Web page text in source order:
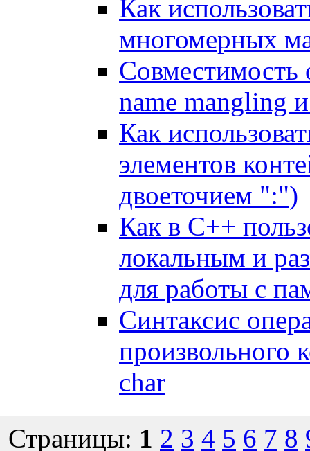
Как
многомерных
name mangling
Как
элементов
двоеточием ":")
Как в C++
локальным и
для работы с
Синтаксис
произвольного
char
Страницы: 1 2 3 4 5 6 7 8